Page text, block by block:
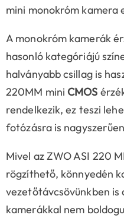
mini monokróm kamera
A monokróm kamerák
hasonló kategóriájú
halványabb csillag is
220MM mini CMOS
rendelkezik, ez teszi
fotózásra is
Mivel az ZWO ASI 220
rögzíthető, könnyedén
vezetőtávcsövünkben is
kamerákkal nem